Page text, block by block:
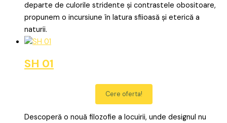
departe de culorile stridente și contrastele obositoare,
propunem o incursiune în latura sfiioasă și eterică a
naturii.
SH 01
Cere oferta!
Descoperă o nouă filozofie a locuirii, unde designul nu